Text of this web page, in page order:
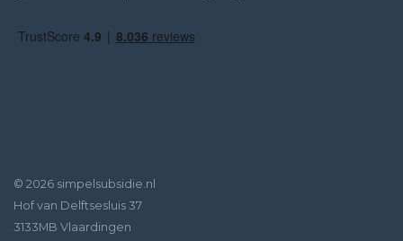
© 2026 simpelsubsidie.nl
Hof van Delftsesluis 37
3133MB Vlaardingen